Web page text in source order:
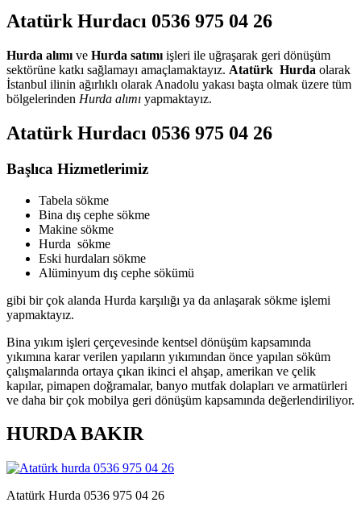
Atatürk Hurdacı 0536 975 04 26
Hurda alımı ve Hurda satımı işleri ile uğraşarak geri dönüşüm
sektörüne katkı sağlamayı amaçlamaktayız. Atatürk Hurda olarak
İstanbul ilinin ağırlıklı olarak Anadolu yakası başta olmak üzere tüm
bölgelerinden Hurda alımı yapmaktayız.
Atatürk Hurdacı 0536 975 04 26
Başlıca Hizmetlerimiz
Tabela sökme
Bina dış cephe sökme
Makine sökme
Hurda sökme
Eski hurdaları sökme
Alüminyum dış cephe sökümü
gibi bir çok alanda Hurda karşılığı ya da anlaşarak sökme işlemi
yapmaktayız.
Bina yıkım işleri çerçevesinde kentsel dönüşüm kapsamında
yıkımına karar verilen yapıların yıkımından önce yapılan söküm
çalışmalarında ortaya çıkan ikinci el ahşap, amerikan ve çelik
kapılar, pimapen doğramalar, banyo mutfak dolapları ve armatürleri
ve daha bir çok mobilya geri dönüşüm kapsamında değerlendiriliyor.
HURDA BAKIR
Atatürk Hurda 0536 975 04 26